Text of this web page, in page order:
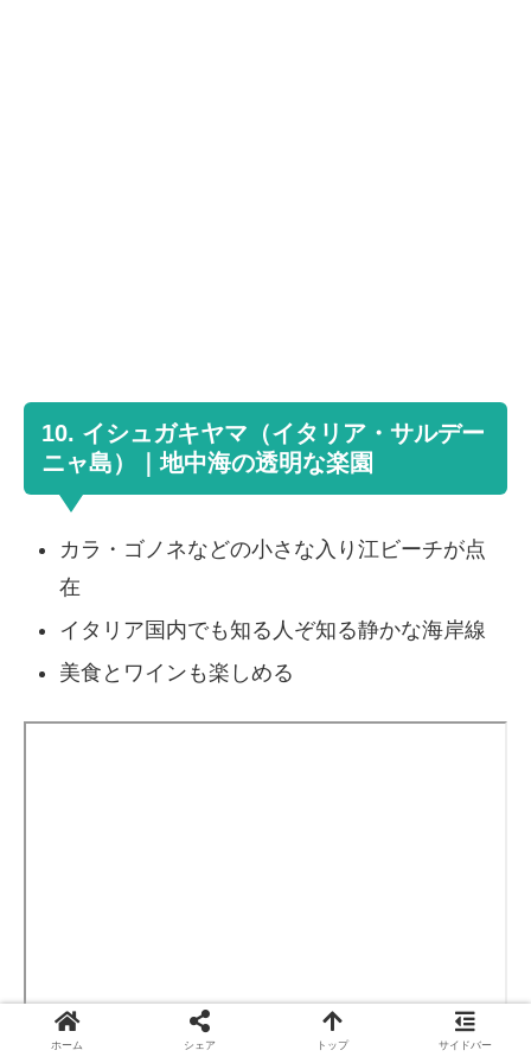
10. イシュガキヤマ（イタリア・サルデー
ニャ島）｜地中海の透明な楽園
カラ・ゴノネなどの小さな入り江ビーチが点
在
イタリア国内でも知る人ぞ知る静かな海岸線
美食とワインも楽しめる
ホーム シェア トップ サイドバー